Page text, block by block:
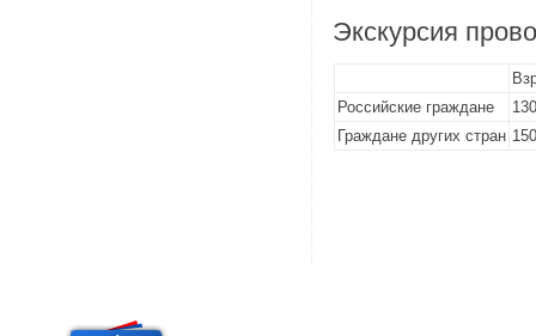
Экскурсия
Российские граждане
Граждане других стран